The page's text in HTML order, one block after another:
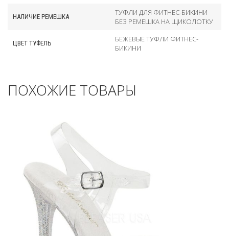
НАЛИЧИЕ РЕМЕШКА
ТУФЛИ ДЛЯ ФИТНЕС-БИКИНИ
БЕЗ РЕМЕШКА НА ЩИКОЛОТКУ
ЦВЕТ ТУФЕЛЬ
БЕЖЕВЫЕ ТУФЛИ ФИТНЕС-
БИКИНИ
ПОХОЖИЕ ТОВАРЫ